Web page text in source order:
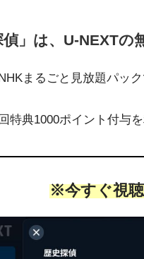
偵」は、U-NEXT
まるごと見放題パッ
特典1000ポイント付与
※今すぐ視